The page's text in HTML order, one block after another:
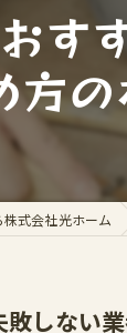
す
方
式会社光ホーム
しない